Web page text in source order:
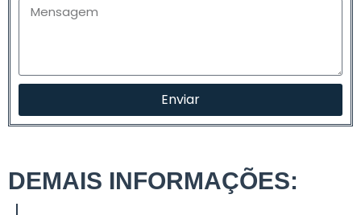
Enviar
DEMAIS INFORMAÇÕES: